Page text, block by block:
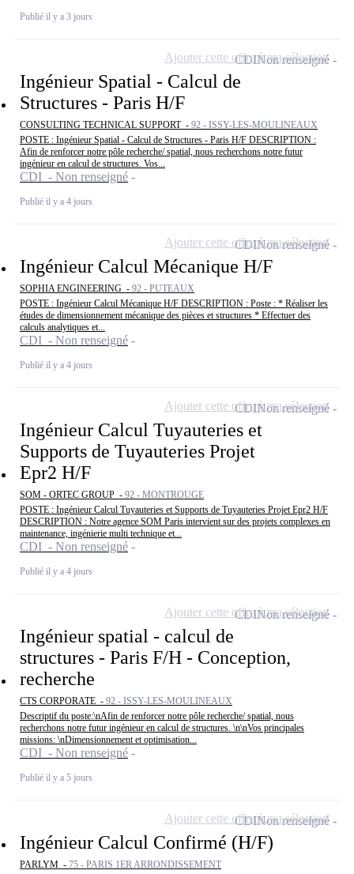
Publié il y a 3 jours
Ingénieur Spatial - Calcul de
Structures - Paris H/F
CONSULTING TECHNICAL SUPPORT - 92 - ISSY-LES-MOULINEAUX
POSTE : Ingénieur Spatial - Calcul de Structures - Paris H/F DESCRIPTION :
Afin de renforcer notre pôle recherche/ spatial, nous recherchons notre futur
ingénieur en calcul de structures. Vos...
CDI - Non renseigné
Publié il y a 4 jours
CDINon renseigné
Ajouter cette offre à ma sélection
Ingénieur Calcul Mécanique H/F
SOPHIA ENGINEERING - 92 - PUTEAUX
POSTE : Ingénieur Calcul Mécanique H/F DESCRIPTION : Poste : * Réaliser les
études de dimensionnement mécanique des pièces et structures * Effectuer des
calculs analytiques et...
CDI - Non renseigné
Publié il y a 4 jours
CDINon renseigné
Ajouter cette offre à ma sélection
Ingénieur Calcul Tuyauteries et
Supports de Tuyauteries Projet
Epr2 H/F
SOM - ORTEC GROUP - 92 - MONTROUGE
POSTE : Ingénieur Calcul Tuyauteries et Supports de Tuyauteries Projet Epr2 H/F
DESCRIPTION : Notre agence SOM Paris intervient sur des projets complexes en
maintenance, ingénierie multi technique et...
CDI - Non renseigné
Publié il y a 4 jours
CDINon renseigné
Ajouter cette offre à ma sélection
Ingénieur spatial - calcul de
structures - Paris F/H - Conception,
recherche
CTS CORPORATE - 92 - ISSY-LES-MOULINEAUX
Descriptif du poste:\nAfin de renforcer notre pôle recherche/ spatial, nous
recherchons notre futur ingénieur en calcul de structures. \n\nVos principales
missions: \nDimensionnement et optimisation...
CDI - Non renseigné
Publié il y a 5 jours
CDINon renseigné
Ajouter cette offre à ma sélection
Ingénieur Calcul Confirmé (H/F)
PARLYM - 75 - PARIS 1ER ARRONDISSEMENT
CDINon renseigné
Ajouter cette offre à ma sélection